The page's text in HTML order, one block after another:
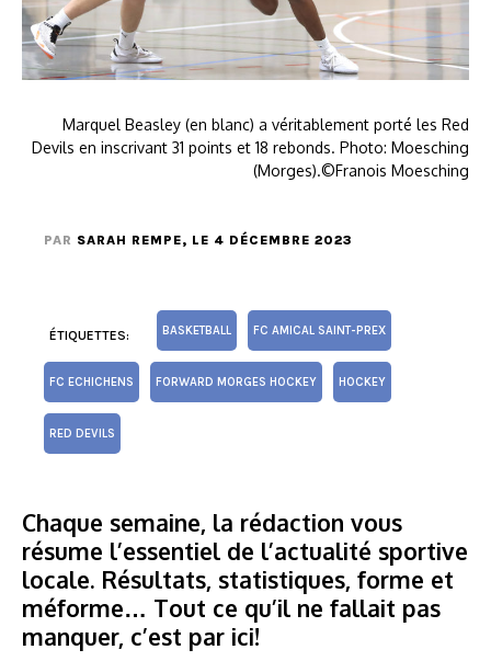
Marquel Beasley (en blanc) a véritablement porté les Red
Devils en inscrivant 31 points et 18 rebonds. Photo: Moesching
(Morges).©Franois Moesching
PAR SARAH REMPE, LE 4 DÉCEMBRE 2023
ÉTIQUETTES: BASKETBALL FC AMICAL SAINT-PREX
FC ECHICHENS FORWARD MORGES HOCKEY HOCKEY
RED DEVILS
Chaque semaine, la rédaction vous
résume l’essentiel de l’actualité sportive
locale. Résultats, statistiques, forme et
méforme… Tout ce qu’il ne fallait pas
manquer, c’est par ici!